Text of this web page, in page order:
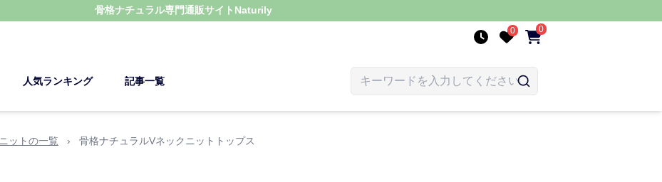
骨格ナチュラル専門通販サイト Naturily
0 0
人気ランキング 記事一覧
ニットの一覧 › 骨格ナチュラルVネックニットトップス